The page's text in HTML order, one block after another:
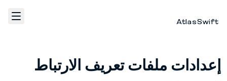
AtlasSwift
الرئيسية
إعدادات ملفات تعريف الارتباط